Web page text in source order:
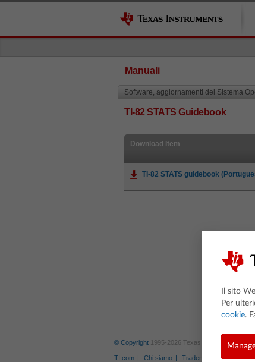
Manuali
Software, aggiornamenti del Sistema
TI-82 STATS Guidebook
Download Item
TI-82 STATS guidebook
© Copyright 1995-2026 Texas Instruments
TI.com Chi siamo Trademarks Norme
Il sito
Per
cookie.